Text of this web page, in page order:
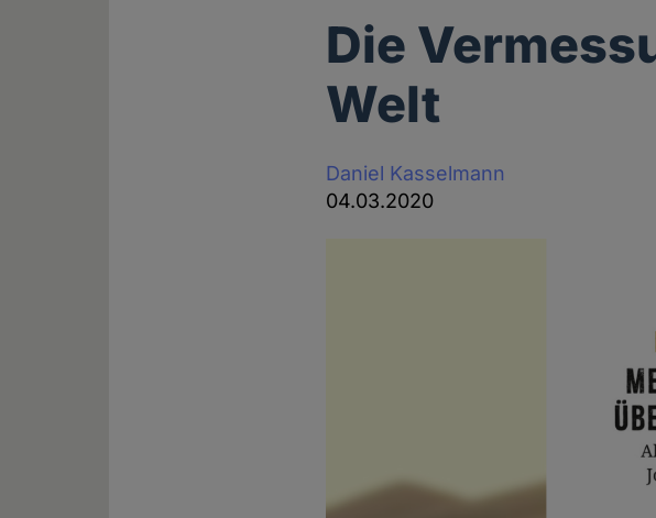
Die
Welt
Daniel Kasselmann
04.03.2020